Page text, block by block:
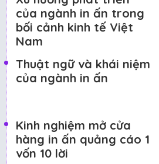
của ngành in ấn trong
bối cảnh kinh tế Việt
Nam
Thuật ngữ và khái niệm
của ngành in ấn
Kinh nghiệm mở cửa
hàng in ấn quảng cáo 1
vốn 10 lời